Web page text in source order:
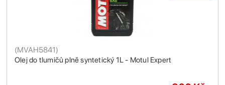
Olej do tlumičů plně syntetický 1L - Motul Expert
(MVAH5841)